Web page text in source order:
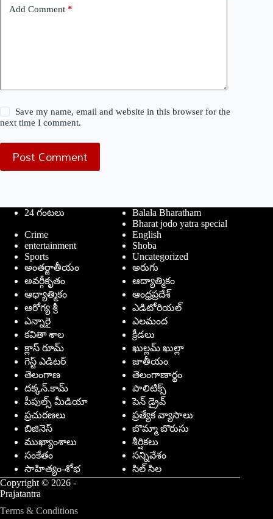
Add Comment *
Save my name, email and website in this browser for the
next time I comment.
Post Comment
24 గంటలు
Balala Bharatham
Bharat jodo yatra special
Crime
English
entertainment
Shoba
Sports
Uncategorized
అంతర్జాతీయం
అరుగు
అవర్గీకృతం
ఆద్యాత్మికం
ఆధ్యాత్మికం
ఆంధ్రప్రదేశ్
ఆరోగ్య శ్రీ
ఎడిటోరియల్
ఎన్నారై
ఎలమంద
కవితా శాల
క్రీడలు
క్లాస్ రూమ్
ఖుల్లమ్ ఖుల్లా
గెస్ట్ ఎడిటర్
జాతీయం
తెలంగాణ
తెలంగాణార్థం
దక్కన్.కామ్
పాలిటిక్స్
పీపుల్స్ ‌మీడియా
పెన్ డ్రైవ్
ప్రచురణలు
ప్రత్యేక వ్యాసాలు
బిజినెస్
బొమ్మా బొరుసు
ముఖ్యాంశాలు
శీర్షికలు
సంకేతం
సన్నివేశం
సాహిత్యం-శోభ
సిల్ సిల
Copyright © 2026 -
Prajatantra
Terms & Conditions